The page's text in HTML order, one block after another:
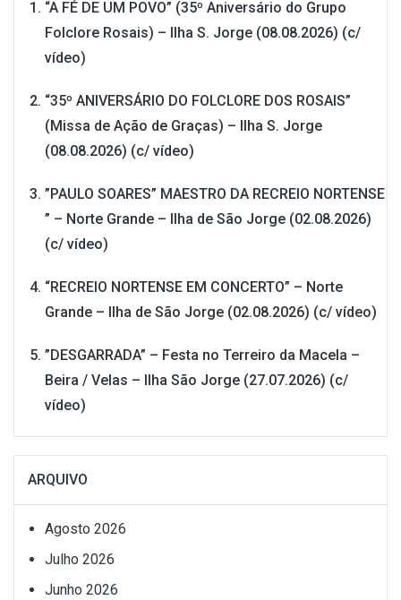
“A FÉ DE UM POVO” (35º Aniversário do Grupo
Folclore Rosais) – Ilha S. Jorge (08.08.2026) (c/
vídeo)
“35º ANIVERSÁRIO DO FOLCLORE DOS ROSAIS”
(Missa de Ação de Graças) – Ilha S. Jorge
(08.08.2026) (c/ vídeo)
”PAULO SOARES” MAESTRO DA RECREIO NORTENSE
” – Norte Grande – Ilha de São Jorge (02.08.2026)
(c/ vídeo)
“RECREIO NORTENSE EM CONCERTO” – Norte
Grande – Ilha de São Jorge (02.08.2026) (c/ vídeo)
”DESGARRADA” – Festa no Terreiro da Macela –
Beira / Velas – Ilha São Jorge (27.07.2026) (c/
vídeo)
ARQUIVO
Agosto 2026
Julho 2026
Junho 2026